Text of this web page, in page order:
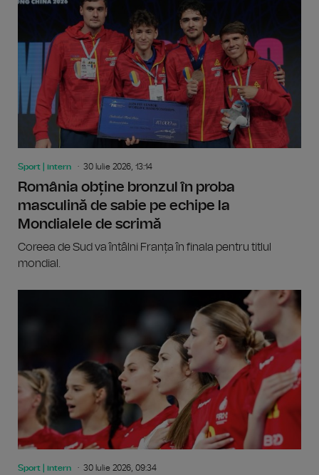
Sport | intern 30 Iulie 2026, 13:14
România obține bronzul în proba
masculină de sabie pe echipe la
Mondialele de scrimă
Coreea de Sud va întâlni Franța în finala pentru titlul
mondial.
Sport | intern 30 Iulie 2026, 09:34